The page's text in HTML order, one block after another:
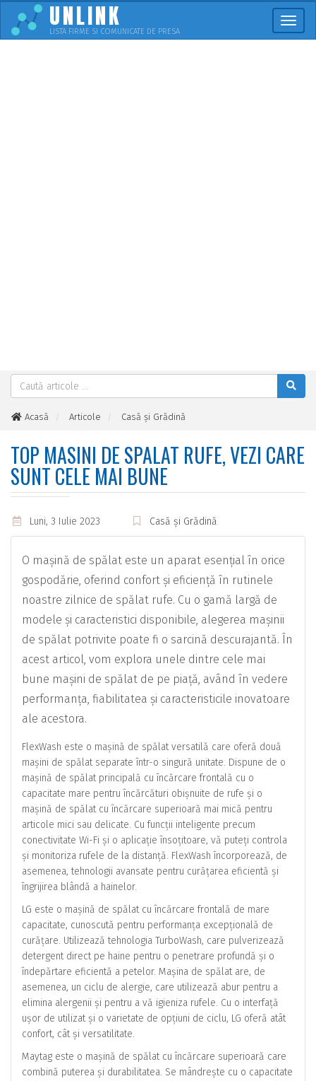
UNLINK
LISTA FIRME SI COMUNICATE DE PRESA
Acasă Articole
Casă și Grădină
TOP MASINI DE SPALAT RUFE, VEZI CARE
SUNT CELE MAI BUNE
Luni, 3 Iulie 2023 Casă și Grădină
O mașină de spălat este un aparat esențial în orice
gospodărie, oferind confort și eficiență în rutinele
noastre zilnice de spălat rufe. Cu o gamă largă de
modele și caracteristici disponibile, alegerea mașinii
de spălat potrivite poate fi o sarcină descurajantă. În
acest articol, vom explora unele dintre cele mai
bune mașini de spălat de pe piață, având în vedere
performanța, fiabilitatea și caracteristicile inovatoare
ale acestora.
FlexWash este o mașină de spălat versatilă care oferă două
mașini de spălat separate într-o singură unitate. Dispune de o
mașină de spălat principală cu încărcare frontală cu o
capacitate mare pentru încărcături obișnuite de rufe și o
mașină de spălat cu încărcare superioară mai mică pentru
articole mici sau delicate. Cu funcții inteligente precum
conectivitate Wi-Fi și o aplicație însoțitoare, vă puteți controla
și monitoriza rufele de la distanță. FlexWash încorporează, de
asemenea, tehnologii avansate pentru curățarea eficientă și
îngrijirea blândă a hainelor.
LG este o mașină de spălat cu încărcare frontală de mare
capacitate, cunoscută pentru performanța excepțională de
curățare. Utilizează tehnologia TurboWash, care pulverizează
detergent direct pe haine pentru o penetrare profundă și o
îndepărtare eficientă a petelor. Mașina de spălat are, de
asemenea, un ciclu de alergie, care utilizează abur pentru a
elimina alergenii și pentru a vă igieniza rufele. Cu o interfață
ușor de utilizat și o varietate de opțiuni de ciclu, LG oferă atât
confort, cât și versatilitate.
Maytag este o mașină de spălat cu încărcare superioară care
combină puterea și durabilitatea. Se mândrește cu o capacitate